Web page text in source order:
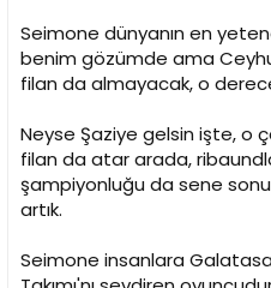
Seimone dünyanın en
benim gözümde ama
filan da almayacak, o
Neyse Şaziye gelsin işte, o
filan da atar arada,
şampiyonluğu da sene
artık.
Seimone insanlara